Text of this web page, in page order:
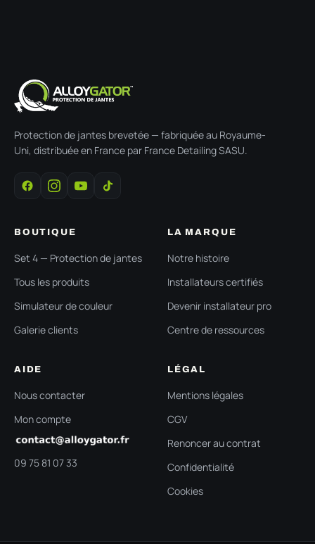
Protection de jantes brevetée — fabriquée au Royaume-
Uni, distribuée en France par France Detailing SASU.
BOUTIQUE
Set 4 — Protection de jantes
Tous les produits
Simulateur de couleur
Galerie clients
LA MARQUE
Notre histoire
Installateurs certifiés
Devenir installateur pro
Centre de ressources
AIDE
Nous contacter
Mon compte
09 75 81 07 33
LÉGAL
Mentions légales
CGV
Renoncer au contrat
Confidentialité
Cookies